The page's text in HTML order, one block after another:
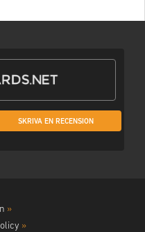
SKRIVA EN RECENSION
»
»